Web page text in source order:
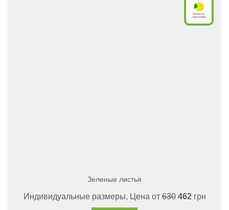
Зеленые листья
Индивидуальные размеры, Цена от630 462грн